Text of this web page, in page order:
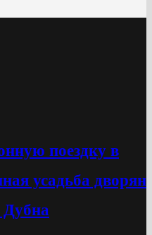
поездку в
усадьба дворян
Дубна